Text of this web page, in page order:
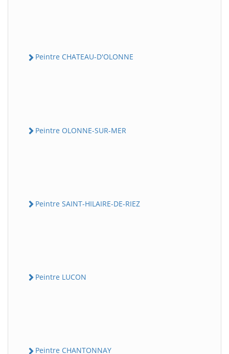
Peintre CHATEAU-D'OLONNE
Peintre OLONNE-SUR-MER
Peintre SAINT-HILAIRE-DE-RIEZ
Peintre LUCON
Peintre CHANTONNAY